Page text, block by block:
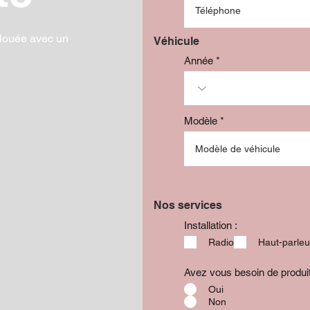
Prix
699,99 $
Ajouter au panier
Prix
299,99 $
Ajouter au panier
Prix
1 229,99 $
Ajouter au panier
avec un Véhicule
Année
Modèle
Nos services
Installation :
Radio Haut-
Avez vous besoin de
Oui
Non